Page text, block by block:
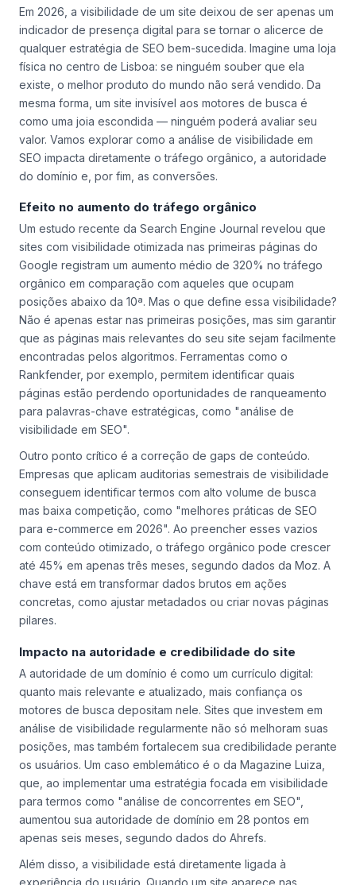
Em 2026, a visibilidade de um site deixou de ser apenas um
indicador de presença digital para se tornar o alicerce de
qualquer estratégia de SEO bem-sucedida. Imagine uma loja
física no centro de Lisboa: se ninguém souber que ela
existe, o melhor produto do mundo não será vendido. Da
mesma forma, um site invisível aos motores de busca é
como uma joia escondida — ninguém poderá avaliar seu
valor. Vamos explorar como a análise de visibilidade em
SEO impacta diretamente o tráfego orgânico, a autoridade
do domínio e, por fim, as conversões.
Efeito no aumento do tráfego orgânico
Um estudo recente da Search Engine Journal revelou que
sites com visibilidade otimizada nas primeiras páginas do
Google registram um aumento médio de 320% no tráfego
orgânico em comparação com aqueles que ocupam
posições abaixo da 10ª. Mas o que define essa visibilidade?
Não é apenas estar nas primeiras posições, mas sim garantir
que as páginas mais relevantes do seu site sejam facilmente
encontradas pelos algoritmos. Ferramentas como o
Rankfender, por exemplo, permitem identificar quais
páginas estão perdendo oportunidades de ranqueamento
para palavras-chave estratégicas, como "análise de
visibilidade em SEO".
Outro ponto crítico é a correção de gaps de conteúdo.
Empresas que aplicam auditorias semestrais de visibilidade
conseguem identificar termos com alto volume de busca
mas baixa competição, como "melhores práticas de SEO
para e-commerce em 2026". Ao preencher esses vazios
com conteúdo otimizado, o tráfego orgânico pode crescer
até 45% em apenas três meses, segundo dados da Moz. A
chave está em transformar dados brutos em ações
concretas, como ajustar metadados ou criar novas páginas
pilares.
Impacto na autoridade e credibilidade do site
A autoridade de um domínio é como um currículo digital:
quanto mais relevante e atualizado, mais confiança os
motores de busca depositam nele. Sites que investem em
análise de visibilidade regularmente não só melhoram suas
posições, mas também fortalecem sua credibilidade perante
os usuários. Um caso emblemático é o da Magazine Luiza,
que, ao implementar uma estratégia focada em visibilidade
para termos como "análise de concorrentes em SEO",
aumentou sua autoridade de domínio em 28 pontos em
apenas seis meses, segundo dados do Ahrefs.
Além disso, a visibilidade está diretamente ligada à
experiência do usuário. Quando um site aparece nas